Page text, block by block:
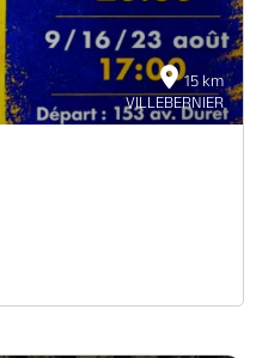
15 km
VILLEBERNIER